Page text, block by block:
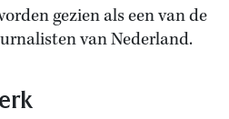
gezien als een van de
van Nederland.